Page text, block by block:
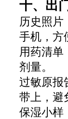
十、出
历史照片
手机，方
用药清单
剂量。
过敏原报
带上，避
保湿小样
快
预约挂号